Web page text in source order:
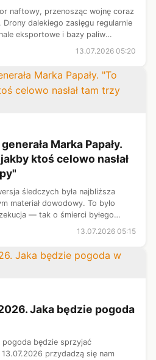
naftowy, przenosząc wojnę coraz
Drony dalekiego zasięgu regularnie
eksportowe i bazy paliw
tys. km od linii frontu. Rosyjska
13.07.2026 05:20
Marka Papały.
ktoś celowo nasłał
śledczych była najbliższa
materiał dowodowy. To było
— tak o śmierci byłego
generała Marka Papały mówi
13.07.2026 05:15
Jaka będzie pogoda
będzie sprzyjać
przydadzą się nam